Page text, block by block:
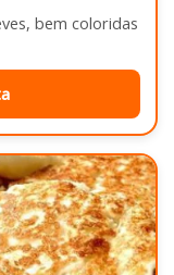
bem coloridas